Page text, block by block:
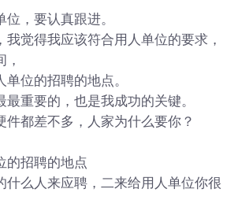
，要认真跟进。
我觉得我应该符合用人单位的要求，
位的招聘的地点。
重要的，也是我成功的关键。
件都差不多，人家为什么要你？
的招聘的地点
什么人来应聘，二来给用人单位你很